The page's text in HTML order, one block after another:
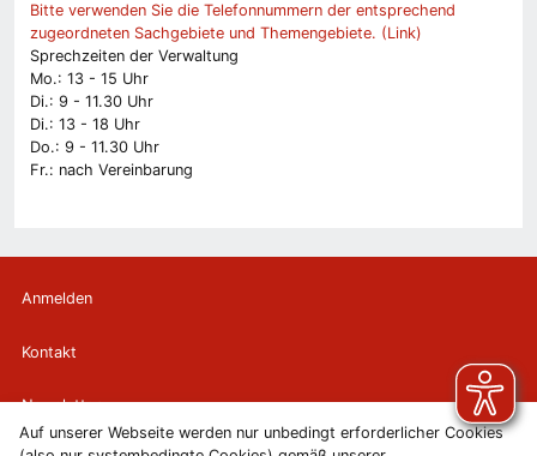
Auf unserer Webseite werden nur unbedingt erforderlicher Cookies
Bitte verwenden Sie die Telefonnummern der entsprechend
zugeordneten Sachgebiete und Themengebiete. (Link)
Sprechzeiten der Verwaltung
Mo.: 13 - 15 Uhr
Di.: 9 - 11.30 Uhr
Di.: 13 - 18 Uhr
Do.: 9 - 11.30 Uhr
Fr.: nach Vereinbarung
Anmelden
Kontakt
Newsletter